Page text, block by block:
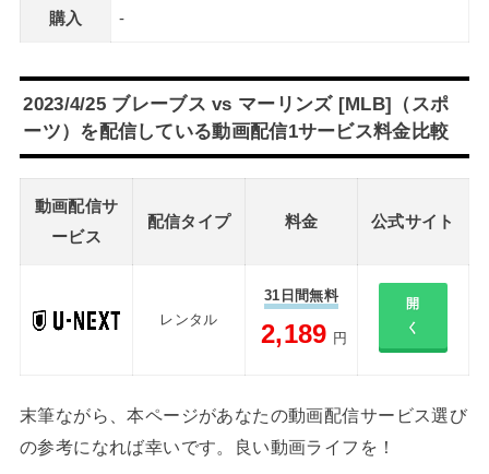
購入 -
2023/4/25 ブレーブス vs マーリンズ [MLB]（スポ
ーツ）を配信している動画配信1サービス料金比較
動画配信サ
ービス
配信タイプ 料金 公式サイト
レンタル
31日間無料
2,189 円
開
く
末筆ながら、本ページがあなたの動画配信サービス選び
の参考になれば幸いです。良い動画ライフを！